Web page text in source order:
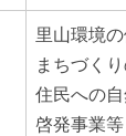
里山環境
まちづく
住民への自
啓発事業等